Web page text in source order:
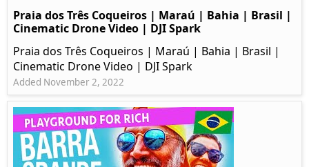
Praia dos Três Coqueiros | Maraú | Bahia | Brasil |
Cinematic Drone Video | DJI Spark
Praia dos Três Coqueiros | Maraú | Bahia | Brasil |
Cinematic Drone Video | DJI Spark
Added November 2, 2022